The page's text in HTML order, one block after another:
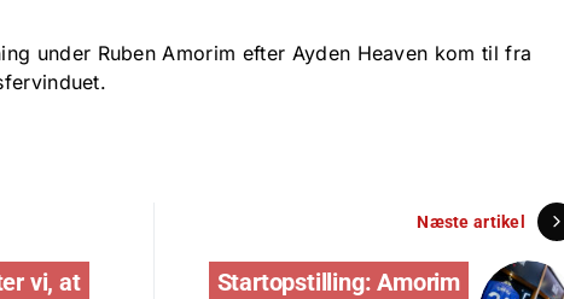
under Ruben Amorim efter Ayden Heaven kom til fra
vi, at
Næste artikel
Startopstilling: Amorim